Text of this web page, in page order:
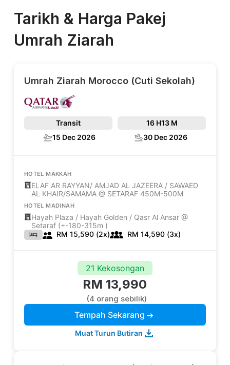
Tarikh & Harga Pakej
Umrah Ziarah
Umrah Ziarah Morocco (Cuti Sekolah)
Transit 16 H13 M
15 Dec 2026
30 Dec 2026
HOTEL MAKKAH
ELAF AR RAYYAN/ AMJAD AL JAZEERA / SAWAED
AL KHAIR/SAMAMA @ SETARAF 450M-500M
HOTEL MADINAH
Hayah Plaza / Hayah Golden / Qasr Al Ansar @
Setaraf (+-180-315m )
RM 15,590 (2x)
RM 14,590 (3x)
21 Kekosongan
RM 13,990
(4 orang sebilik)
Tempah Sekarang
Muat Turun Butiran